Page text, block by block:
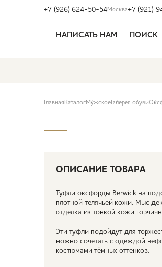
+7 (926) 624-50-54Москва+7 (921)
НАПИСАТЬ НАМ ПОИСК
Главная КаталогМужское Галерея обуви
ОПИСАНИЕ ТОВАРА
Туфли оксфорды Berwick на
плотной телячьей кожи. Мыс
отделка из тонкой кожи
Эти туфли подойдут для
можно сочетать с одеждой
костюмами тёмных оттенков.